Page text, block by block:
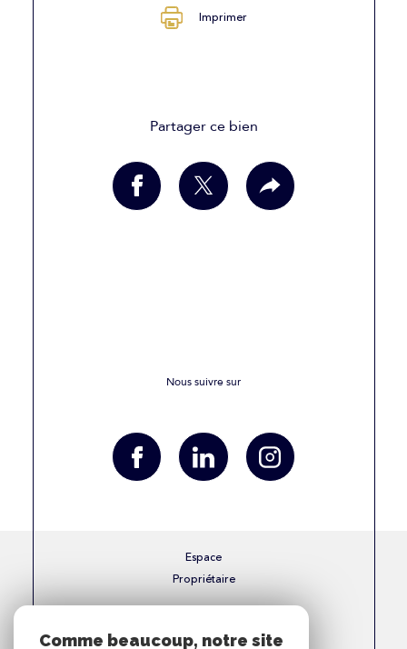
Imprimer
Partager ce bien
Nous suivre sur
Espace
Propriétaire
Comme beaucoup, notre site